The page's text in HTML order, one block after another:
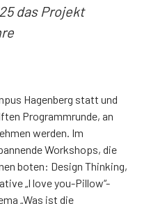
das Projekt
Hagenberg statt und
Programmrunde, an
werden. Im
Workshops, die
boten: Design Thinking,
„I love you-Pillow“-
„Was ist die